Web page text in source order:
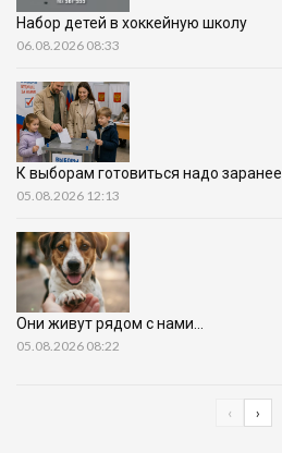
Набор детей в хоккейную школу
06.08.2026 08:33
К выборам готовиться надо заранее
05.08.2026 12:13
Они живут рядом с нами…
05.08.2026 08:22
‹ ›